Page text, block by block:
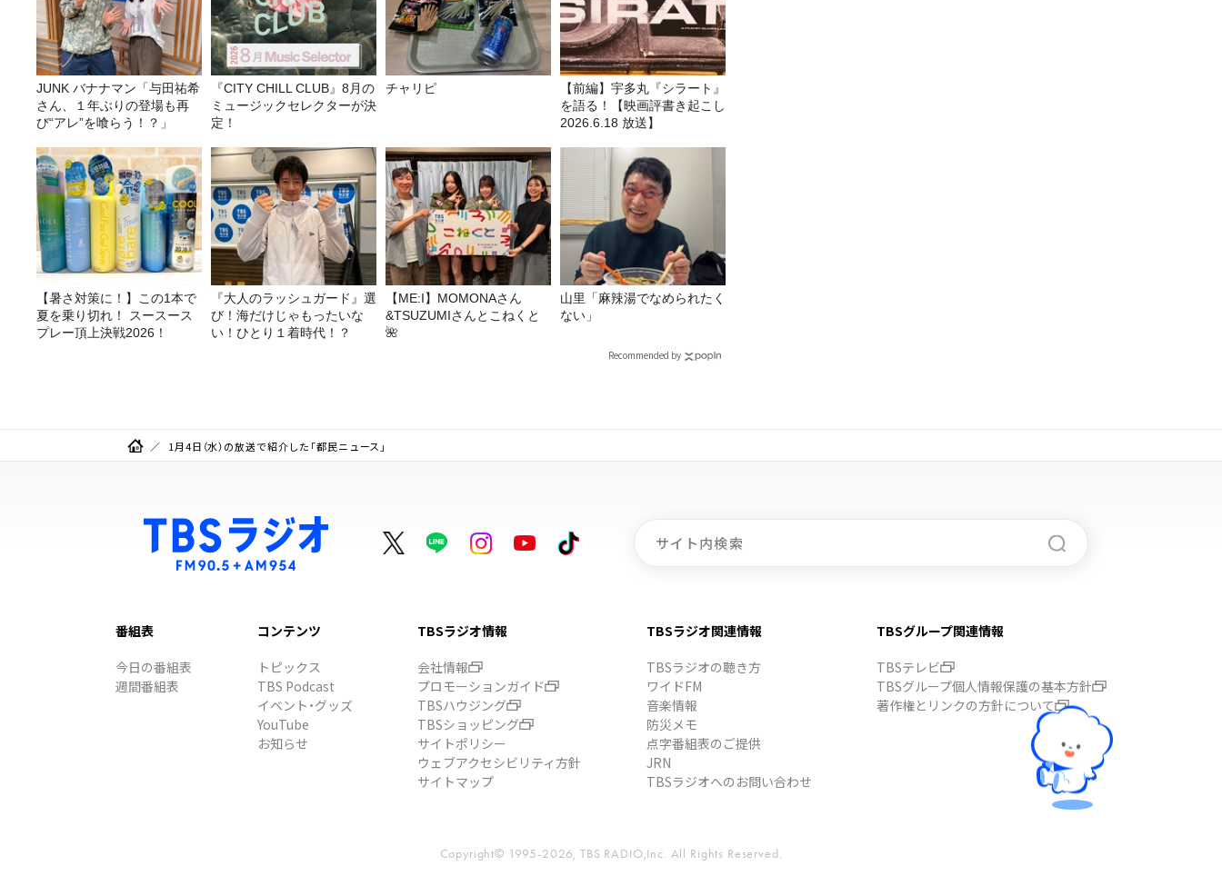
JUNK バナナマン「与田祐希
さん、１年ぶりの登場も再
び“アレ”を喰らう！？」
『CITY CHILL CLUB』8月の
ミュージックセレクターが決
定！
チャリピ
【前編】宇多丸『シラート』
を語る！【映画評書き起こし
2026.6.18 放送】
【暑さ対策に！】この1本で
夏を乗り切れ！ スースース
プレー頂上決戦2026！
『大人のラッシュガード』選
び！海だけじゃもったいな
い！ひとり１着時代！？
【ME:I】MOMONAさん
&TSUZUMIさんとこねくと
🌺
山里「麻辣湯でなめられたく
ない」
Recommended by
1月4日（水）の放送で紹介した「都民ニュース」
番組表
今日の番組表
週間番組表
コンテンツ
トピックス
TBS Podcast
イベント・グッズ
YouTube
お知らせ
TBSラジオ情報
会社情報
プロモーションガイド
TBSハウジング
TBSショッピング
サイトポリシー
ウェブアクセシビリティ方針
サイトマップ
TBSラジオ関連情報
TBSラジオの聴き方
ワイドFM
音楽情報
防災メモ
点字番組表のご提供
JRN
TBSラジオへのお問い合わせ
TBSグループ関連情報
TBSテレビ
TBSグループ個人情報保護の基本方針
著作権とリンクの方針について
Copyright© 1995-2026, TBS RADIO,Inc. All Rights Reserved.